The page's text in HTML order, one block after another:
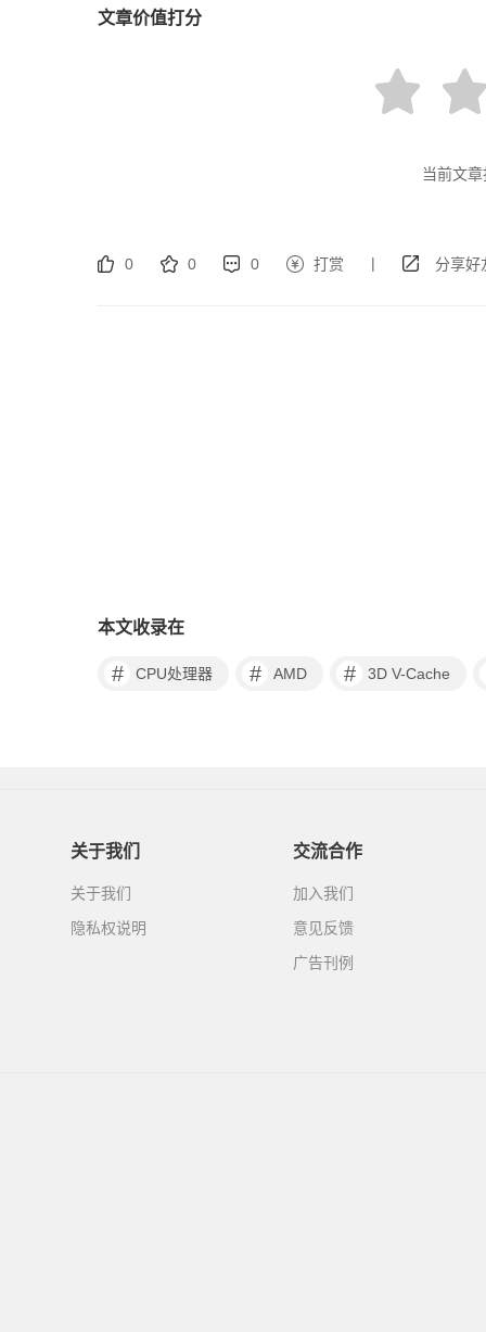
文章价值打分
当前文
0 0 0 打赏 | 分享好
本文收录在
# CPU处理器 # AMD # 3D V-Cache
关于我们
关于我们
隐私权说明
交流合作
加入我们
意见反馈
广告刊例